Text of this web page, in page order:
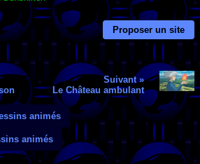
Proposer un site
Suivant »
Le Château ambulant
animés
animés